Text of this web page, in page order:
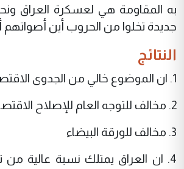
به المقاومة هي لعسكرة العراق
جديدة تخلوا من الحروب أين
النتائج
1. ان الموضوع خالي من الجدوى الاقتصادية.
2. مخالف للتوجه العام للإصلاح الاقتصادي
3. مخالف للورقة البيضاء
4. ان العراق يمتلك نسبة عالية